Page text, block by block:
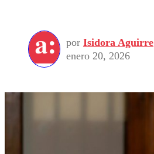
por Isidora Aguirre
enero 20, 2026